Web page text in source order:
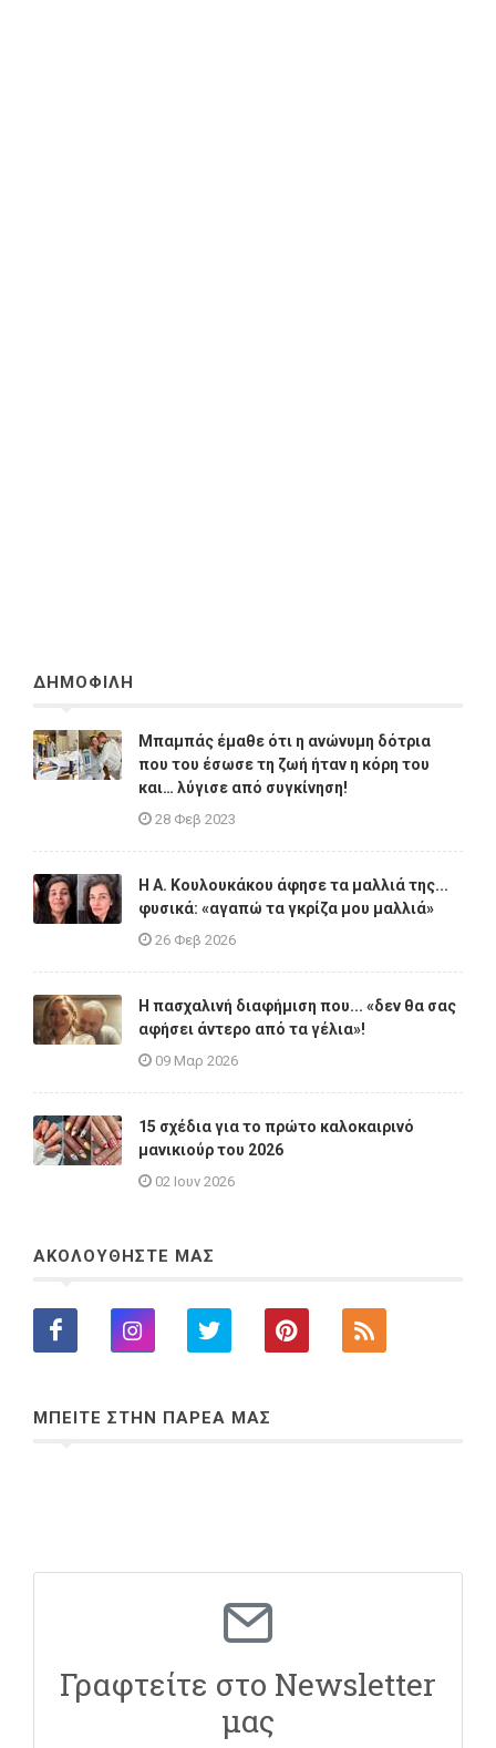
ΔΗΜΟΦΙΛΗ
Μπαμπάς έμαθε ότι η ανώνυμη δότρια
που του έσωσε τη ζωή ήταν η κόρη του
και… λύγισε από συγκίνηση!
28 Φεβ 2023
Η A. Κουλουκάκου άφησε τα μαλλιά της...
φυσικά: «αγαπώ τα γκρίζα μου μαλλιά»
26 Φεβ 2026
Η πασχαλινή διαφήμιση που... «δεν θα σας
αφήσει άντερο από τα γέλια»!
09 Μαρ 2026
15 σχέδια για το πρώτο καλοκαιρινό
μανικιούρ του 2026
02 Ιουν 2026
ΑΚΟΛΟΥΘΗΣΤΕ ΜΑΣ
ΜΠΕΙΤΕ ΣΤΗΝ ΠΑΡΕΑ ΜΑΣ
Γραφτείτε στο Newsletter
μας